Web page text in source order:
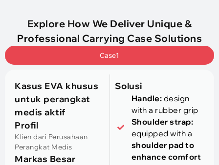
Explore How We Deliver Unique &
Professional Carrying Case Solutions
Case1
Kasus EVA khusus
untuk perangkat
medis aktif
Profil
Klien dari Perusahaan
Perangkat Medis
Markas Besar
Solusi
Handle: design
with a rubber grip
Shoulder strap:
equipped with a
shoulder pad to
enhance comfort